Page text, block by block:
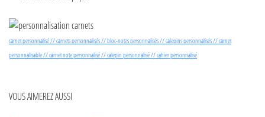
carnet personnalisé // carnets personnalisés // bloc-notes personnalisés // calepins personnalisés // carnet
personnalisable // carnet note personnalisé // calepin personnalisé // cahier personnalisé
VOUS AIMEREZ AUSSI